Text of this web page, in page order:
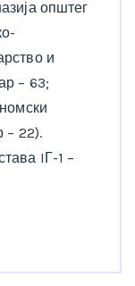
општег
и
– 63;
– 22).
IГ-1 –